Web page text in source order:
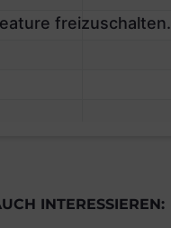
freizuschalten.
INTERESSIEREN: